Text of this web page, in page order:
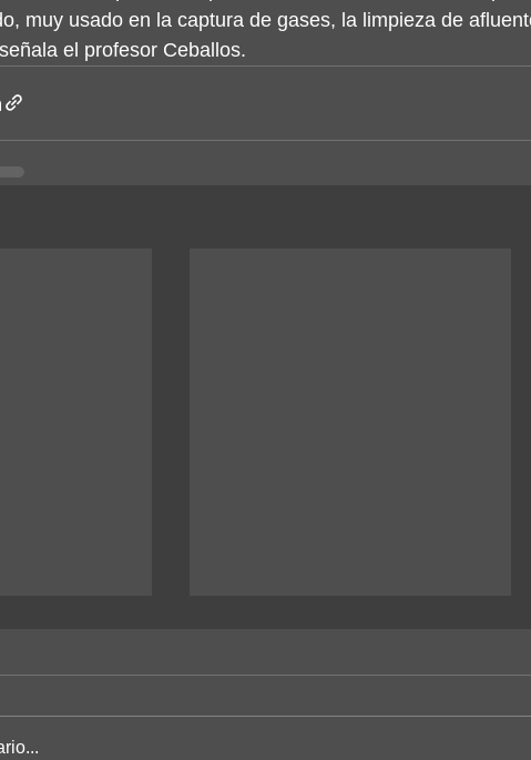
muy usado en la captura de gases, la limpieza de
el profesor Ceballos.